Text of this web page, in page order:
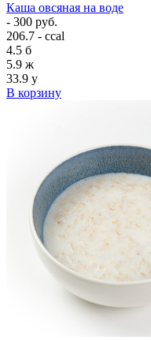
Каша овсяная на воде
- 300 руб.
206.7 - ccal
4.5 б
5.9 ж
33.9 у
В корзину